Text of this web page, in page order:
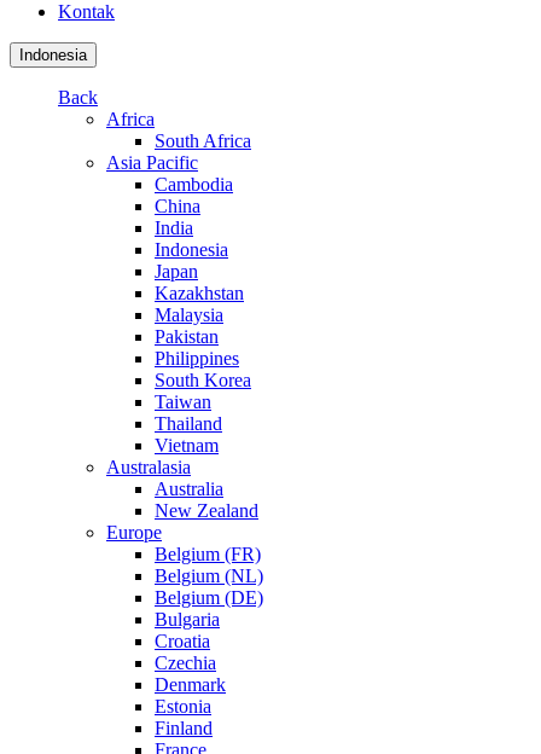
Kontak
Indonesia
Back
Africa
South Africa
Asia Pacific
Cambodia
China
India
Indonesia
Japan
Kazakhstan
Malaysia
Pakistan
Philippines
South Korea
Taiwan
Thailand
Vietnam
Australasia
Australia
New Zealand
Europe
Belgium (FR)
Belgium (NL)
Belgium (DE)
Bulgaria
Croatia
Czechia
Denmark
Estonia
Finland